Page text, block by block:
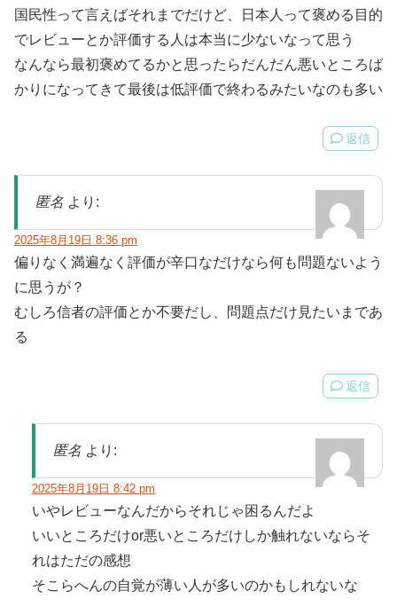
国民性って言えばそれまでだけど、日本人って褒める目的
でレビューとか評価する人は本当に少ないなって思う
なんなら最初褒めてるかと思ったらだんだん悪いところば
かりになってきて最後は低評価で終わるみたいなのも多い
返信
匿名 より:
2025年8月19日 8:36 pm
偏りなく満遍なく評価が辛口なだけなら何も問題ないよう
に思うが？
むしろ信者の評価とか不要だし、問題点だけ見たいまであ
る
返信
匿名 より:
2025年8月19日 8:42 pm
いやレビューなんだからそれじゃ困るんだよ
いいところだけor悪いところだけしか触れないならそ
れはただの感想
そこらへんの自覚が薄い人が多いのかもしれないな